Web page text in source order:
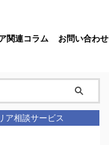
関連コラム お問い合わせ
ア相談サービス